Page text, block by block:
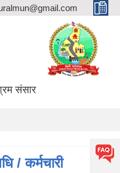
संसार
/ कर्मचारी